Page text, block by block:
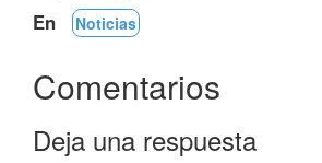
En
Noticias
Comentarios
Deja una respuesta